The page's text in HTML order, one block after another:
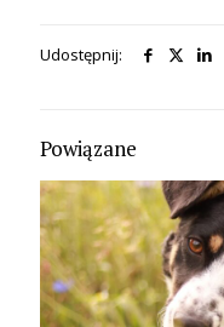
Udostępnij:
Powiązane